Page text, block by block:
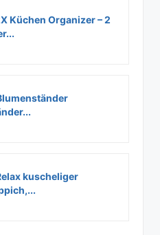
Küchen Organizer – 2
kuscheliger